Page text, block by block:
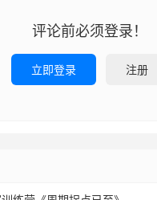
评论前必须登录！
立即登录 注册